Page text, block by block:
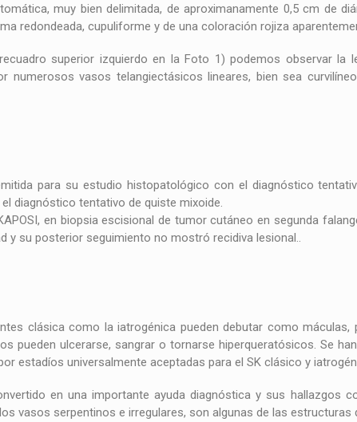
muy bien delimitada, de aproximanamente 0,5 cm de
redondeada, cupuliforme y de una coloración rojiza
superior izquierdo en la Foto 1) podemos observar la
numerosos vasos telangiectásicos lineares, bien sea
para su estudio histopatológico con el diagnóstico
diagnóstico tentativo de quiste mixoide.
en biopsia escisional de tumor cutáneo en segunda
y su posterior seguimiento no mostró recidiva lesional..
clásica como la iatrogénica pueden debutar como
pueden ulcerarse, sangrar o tornarse hiperqueratósicos. Se
estadíos universalmente aceptadas para el SK clásico y
en una importante ayuda diagnóstica y sus hallazgos
vasos serpentinos e irregulares, son algunas de las